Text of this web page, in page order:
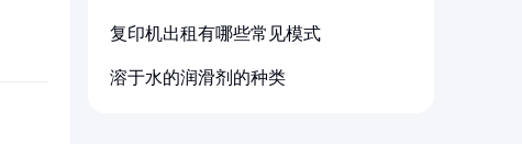
复印机出租有哪些常见模式
溶于水的润滑剂的种类